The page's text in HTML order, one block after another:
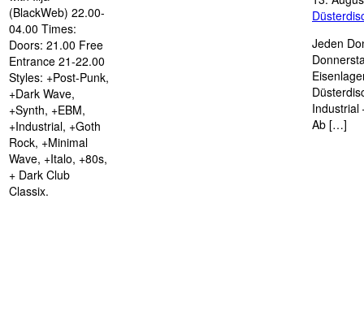
(BlackWeb) 22.00-
04.00 Times:
Doors: 21.00 Free
Entrance 21-22.00
Styles: +Post-Punk,
+Dark Wave,
+Synth, +EBM,
+Industrial, +Goth
Rock, +Minimal
Wave, +Italo, +80s,
+ Dark Club
Classix.
Jeden
Industrial
Ab […]